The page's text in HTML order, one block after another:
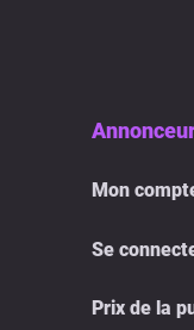
Mon
Se
Prix de la